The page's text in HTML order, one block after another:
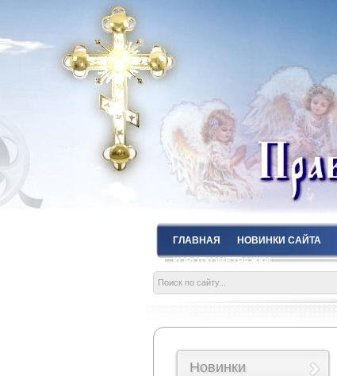
ГЛАВНАЯ НОВИНКИ САЙТА
КОРОТКОМЕТРАЖКИ
Новинки